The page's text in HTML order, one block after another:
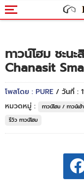
ทาวน์โฮม ชะน
Chanasit
โพสโดย : PURE / วันที่ :
หมวดหมู่ :
ทาวน์โฮม / ทาวน์เฮ้
รีวิว ทาวน์โฮม